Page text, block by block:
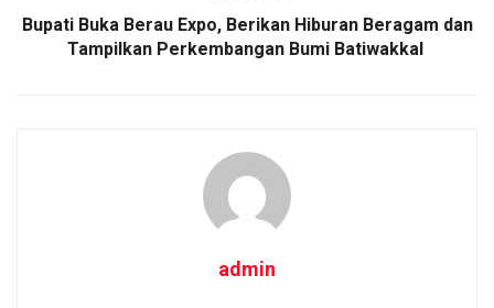
Bupati Buka Berau Expo, Berikan Hiburan Beragam dan
Tampilkan Perkembangan Bumi Batiwakkal
admin